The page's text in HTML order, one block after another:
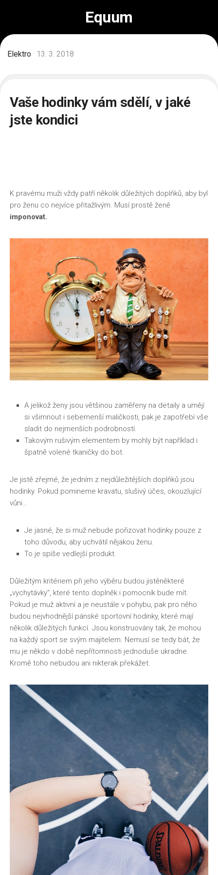
Equum
Elektro · 13. 3. 2018
Vaše hodinky vám sdělí, v jaké
jste kondici
K pravému muži vždy patří několik důležitých doplňků, aby byl
pro ženu co nejvíce přitažlivým. Musí prostě ženě
imponovat.
A jelikož ženy jsou většinou zaměřeny na detaily a umějí
si všimnout i sebemenší maličkosti, pak je zapotřebí vše
sladit do nejmenších podrobností.
Takovým rušivým elementem by mohly být například i
špatně volené tkaničky do bot.
Je jistě zřejmé, že jedním z nejdůležitějších doplňků jsou
hodinky. Pokud pomineme kravatu, slušivý účes, okouzlující
vůni…
Je jasné, že si muž nebude pořizovat hodinky pouze z
toho důvodu, aby uchvátil nějakou ženu.
To je spíše vedlejší produkt.
Důležitým kritériem při jeho výběru budou jistěněkteré
„vychytávky“, které tento doplněk i pomocník bude mít.
Pokud je muž aktivní a je neustále v pohybu, pak pro něho
budou nejvhodnější pánské sportovní hodinky, které mají
několik důležitých funkcí. Jsou konstruovány tak, že mohou
na každý sport se svým majitelem. Nemusí se tedy bát, že
mu je někdo v době nepřítomnosti jednoduše ukradne.
Kromě toho nebudou ani nikterak překážet.